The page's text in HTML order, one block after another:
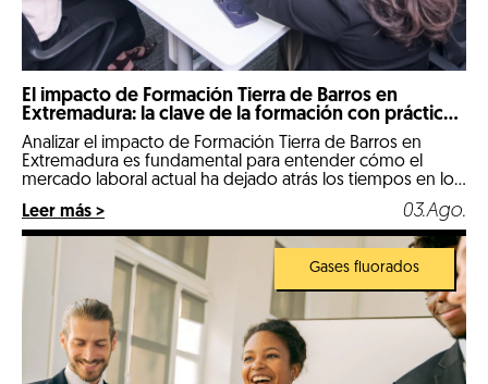
El impacto de Formación Tierra de Barros en
Extremadura: la clave de la formación con prácticas
reales
Analizar el impacto de Formación Tierra de Barros en
Extremadura es fundamental para entender cómo el
mercado laboral actual ha dejado atrás los tiempos en los
que un expediente puramente teórico abría las puertas
de las mejores empresas. Llegados a 2026, nos
encontramos en un escenario hipercompetitivo, marcado
por la digitalización de la industria y […]
Leer más > 03.Ago.
Gases fluorados